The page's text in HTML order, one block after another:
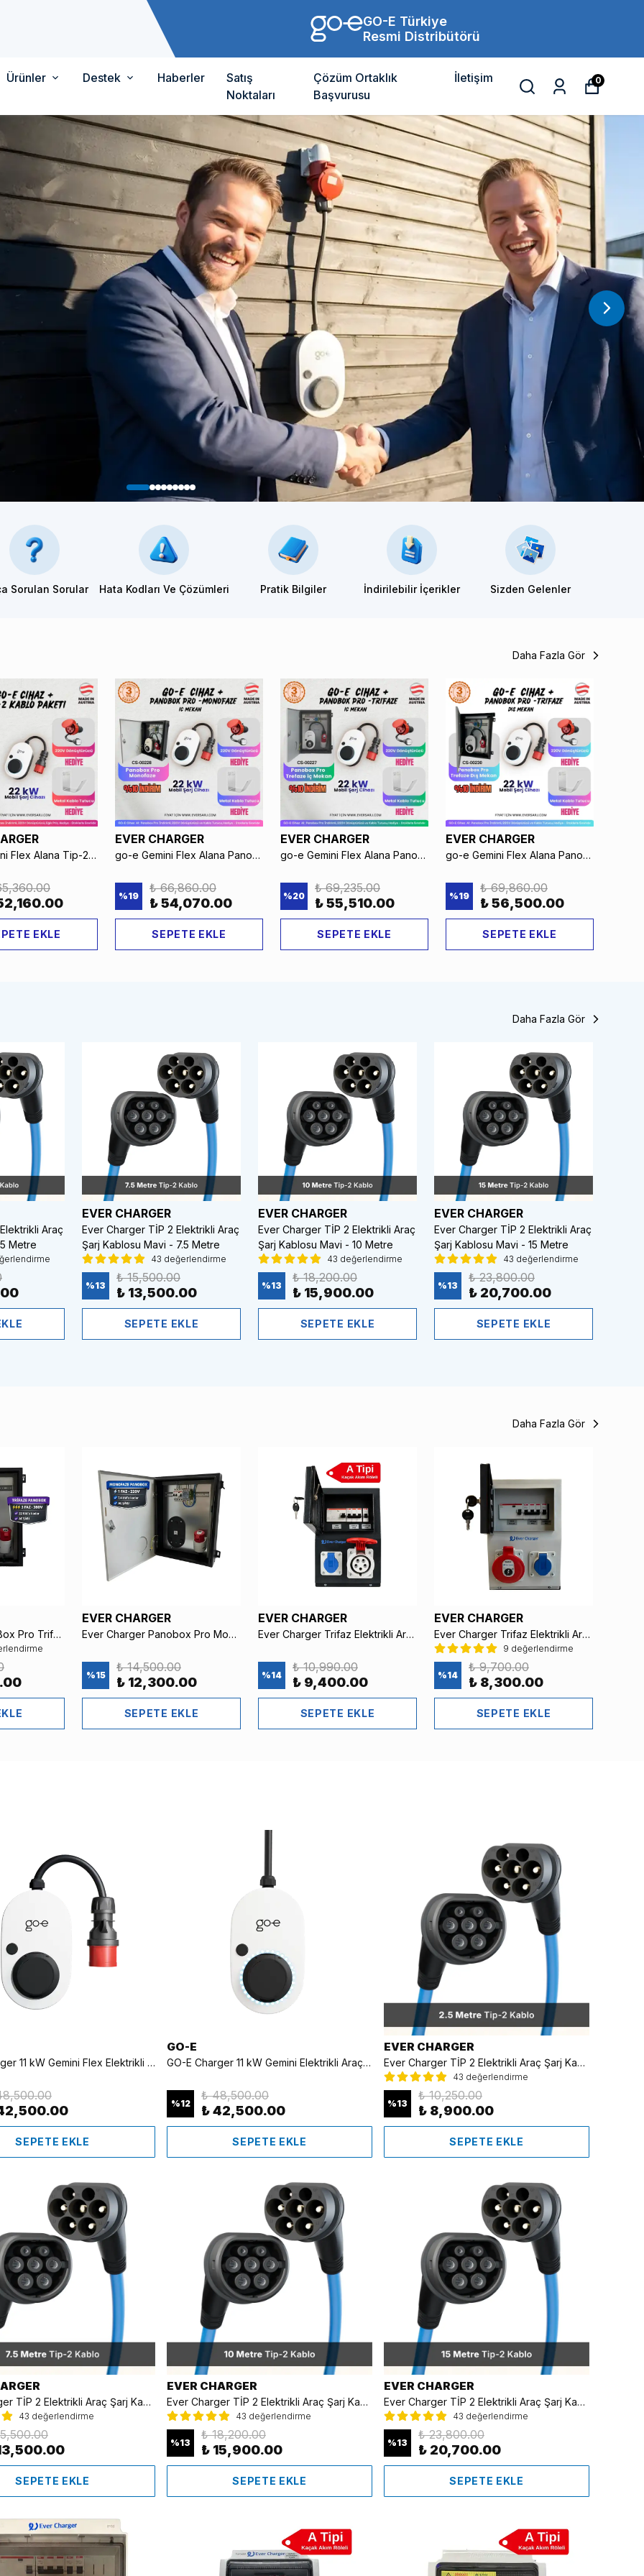
GO-E Türkiye
Resmi Distribütörü
Ürünler Destek Haberler
Satış
Noktaları
Çözüm Ortaklık
Başvurusu
İletişim 0
Sorulan Sorular Hata Kodları Ve Çözümleri Pratik Bilgiler İndirilebilir İçerikler Sizden Gelenler
Daha Fazla Gör
go-e Gemini Flex Alana Tip-2 Kablo %10 İndirimli + Taşıma Çantası %50 İndirimli
EKLE
EVER CHARGER
go-e Gemini Flex Alana PanoBox Pro Monofaze %10 İndirimli
%19
₺ 66,860.00
₺ 54,070.00
SEPETE EKLE
EVER CHARGER
go-e Gemini Flex Alana PanoBox Pro Trifaze (İç Mekan) %10 İndirimli
%20
₺ 69,235.00
₺ 55,510.00
SEPETE EKLE
EVER CHARGER
go-e Gemini Flex Alana PanoBox Pro Trifaze (Dış Mekan) %10 İndirimli
%19
₺ 69,860.00
₺ 56,500.00
SEPETE EKLE
Daha Fazla Gör
Araç
Metre
EVER CHARGER
Ever Charger TİP 2 Elektrikli Araç
Şarj Kablosu Mavi - 7.5 Metre
43 değerlendirme
%13
₺ 15,500.00
₺ 13,500.00
SEPETE EKLE
EVER CHARGER
Ever Charger TİP 2 Elektrikli Araç
Şarj Kablosu Mavi - 10 Metre
43 değerlendirme
%13
₺ 18,200.00
₺ 15,900.00
SEPETE EKLE
EVER CHARGER
Ever Charger TİP 2 Elektrikli Araç
Şarj Kablosu Mavi - 15 Metre
43 değerlendirme
%13
₺ 23,800.00
₺ 20,700.00
SEPETE EKLE
Daha Fazla Gör
Ever Charger PanoBox Pro Trifaz Metal Elektrikli Araç Şarj Panosu – AC Tipi Kaçak Akım Röleli ve Sigortalı (go-e Uyumlu, Braketli)
EVER CHARGER
Ever Charger Panobox Pro Monofaz Metal Elektrikli Araç Şarj Panosu – AC Tipi Kaçak Akım Röleli ve Sigortalı (go-e Uyumlu, Braketli)
%15
₺ 14,500.00
₺ 12,300.00
SEPETE EKLE
EVER CHARGER
Ever Charger Trifaz Elektrikli Araç KombiBox – Metal, A Tipi Kaçak Akım Röleli ve Sigortalı
%14
₺ 10,990.00
₺ 9,400.00
SEPETE EKLE
EVER CHARGER
Ever Charger Trifaz Elektrikli Araç KombiBox – Metal, AC Tipi Kaçak Akım Röleli ve Sigortalı
9 değerlendirme
%14
₺ 9,700.00
₺ 8,300.00
SEPETE EKLE
GO-E Charger 11 kW Gemini Flex Elektrikli Araç Hızlı Şarj Cihazı (Mobil I Sabit)
SEPETE EKLE
GO-E
GO-E Charger 11 kW Gemini Elektrikli Araç Hızlı Şarj Cihazı (Sabit)
%12
₺ 48,500.00
₺ 42,500.00
SEPETE EKLE
EVER CHARGER
Ever Charger TİP 2 Elektrikli Araç Şarj Kablosu Mavi - 2.5 Metre
43 değerlendirme
%13
₺ 10,250.00
₺ 8,900.00
SEPETE EKLE
Ever Charger TİP 2 Elektrikli Araç Şarj Kablosu Mavi - 7.5 Metre
43 değerlendirme
SEPETE EKLE
EVER CHARGER
Ever Charger TİP 2 Elektrikli Araç Şarj Kablosu Mavi - 10 Metre
43 değerlendirme
%13
₺ 18,200.00
₺ 15,900.00
SEPETE EKLE
EVER CHARGER
Ever Charger TİP 2 Elektrikli Araç Şarj Kablosu Mavi - 15 Metre
43 değerlendirme
%13
₺ 23,800.00
₺ 20,700.00
SEPETE EKLE